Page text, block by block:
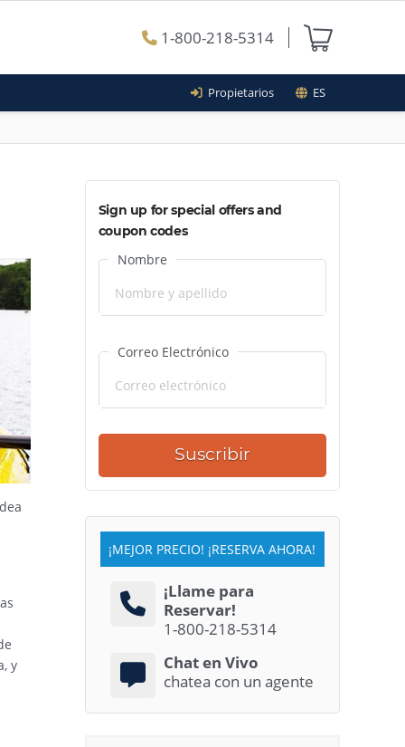
1-800-218-5314
Propietarios ES
y
Sign up for special offers and
coupon codes
Nombre
Correo Electrónico
Suscribir
¡MEJOR PRECIO! ¡RESERVA AHORA!
¡Llame para
Reservar!
1-800-218-5314
Chat en Vivo
chatea con un agente